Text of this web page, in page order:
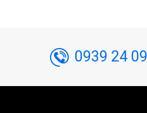
0939 24